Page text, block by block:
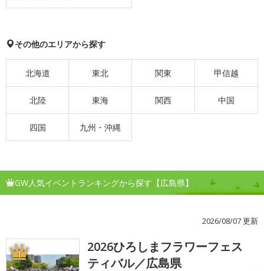
その他のエリアから探す
北海道 東北 関東 甲信越
北陸 東海 関西 中国
四国 九州・沖縄
GW人気イベントランキングから探す【広島県】
2026/08/07 更新
1
2026ひろしまフラワーフェス
ティバル／広島県